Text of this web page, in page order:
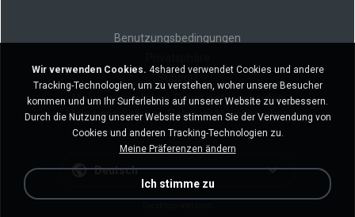
Benutzungsbedingungen
Meine persönlichen Daten nicht verkaufen
Meine persönlichen Daten nicht weitergeben
Deutsch
Wir verwenden Cookies. 4shared verwendet Cookies und andere
Tracking-Technologien, um zu verstehen, woher unsere Besucher
kommen und um Ihr Surferlebnis auf unserer Website zu verbessern.
Durch die Nutzung unserer Website stimmen Sie der Verwendung von
Cookies und anderen Tracking-Technologien zu.
Meine Präferenzen ändern
Ich stimme zu